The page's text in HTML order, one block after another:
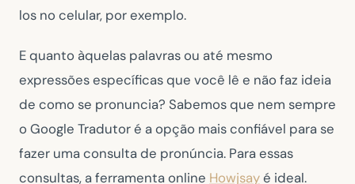
los no celular, por exemplo.
E quanto àquelas palavras ou até mesmo
expressões específicas que você lê e não faz ideia
de como se pronuncia? Sabemos que nem sempre
o Google Tradutor é a opção mais confiável para se
fazer uma consulta de pronúncia. Para essas
consultas, a ferramenta online Howjsayé ideal.